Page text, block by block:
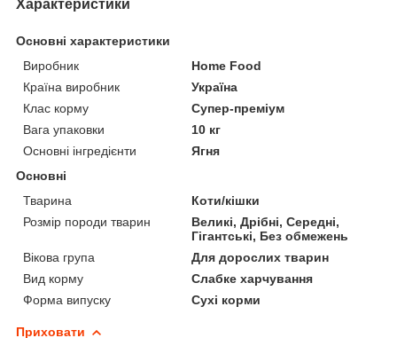
Характеристики
Основні характеристики
Виробник
Home Food
Країна виробник
Україна
Клас корму
Супер-преміум
Вага упаковки
10 кг
Основні інгредієнти
Ягня
Основні
Тварина
Коти/кішки
Розмір породи тварин
Великі, Дрібні, Середні,
Гігантські, Без обмежень
Вікова група
Для дорослих тварин
Вид корму
Слабке харчування
Форма випуску
Сухі корми
Приховати